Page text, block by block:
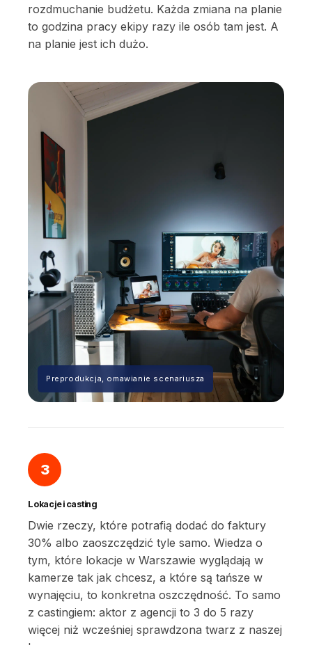
rozdmuchanie budżetu. Każda zmiana na planie
to godzina pracy ekipy razy ile osób tam jest. A
na planie jest ich dużo.
Preprodukcja, omawianie scenariusza
3
Lokacje i casting
Dwie rzeczy, które potrafią dodać do faktury
30% albo zaoszczędzić tyle samo. Wiedza o
tym, które lokacje w Warszawie wyglądają w
kamerze tak jak chcesz, a które są tańsze w
wynajęciu, to konkretna oszczędność. To samo
z castingiem: aktor z agencji to 3 do 5 razy
więcej niż wcześniej sprawdzona twarz z naszej